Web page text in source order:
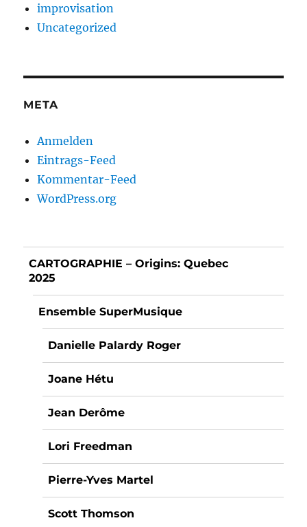
improvisation
Uncategorized
META
Anmelden
Eintrags-Feed
Kommentar-Feed
WordPress.org
CARTOGRAPHIE – Origins: Quebec
2025
Ensemble SuperMusique
Danielle Palardy Roger
Joane Hétu
Jean Derôme
Lori Freedman
Pierre-Yves Martel
Scott Thomson